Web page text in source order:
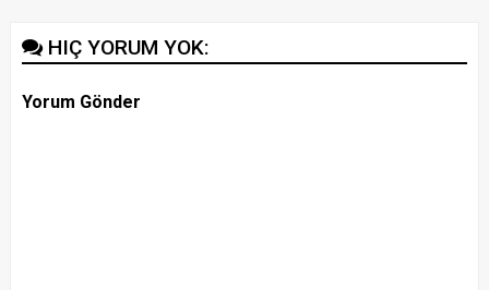
HIÇ YORUM YOK:
Yorum Gönder